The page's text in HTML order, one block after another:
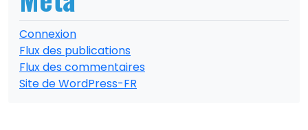
Connexion
Flux des publications
Flux des commentaires
Site de WordPress-FR